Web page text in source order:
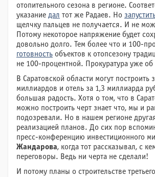
отопительного сезона в регионе.
указание дал тот же Радаев. Но
щелчку пальцев не получается. И не
Потому некоторое напряжение будет
довольно долго. Тем более что и 100-
готовность объектов к отопсезону
не 100-процентной. Прокуратура уже об
В Саратовской области могут построить
миллиардов и отель за 1,3 миллиарда
большая радость. Хотя о том, что в
можно построить черт знает что, мы и
подозревали. Но в нашем регионе
реализацией планов. До сих пор
пресс-конференцию инвестиционного
Жандарова, когда тот рассказывал, с
переговоры. Ведь ни черта не сделали!
И потому планы о строительстве